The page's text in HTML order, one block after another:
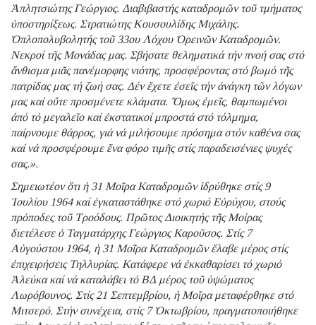
Ἀπλητσιώτης Γεώργιος. Διαβιβαστής καταδρομῶν τοῦ τμήματος
ὑποστηρίξεως. Στρατιώτης Κουσουλίδης Μιχάλης.
Ὁπλοπολυβολητής τοῦ 33ου Λόχου Ὀρεινῶν Καταδρομῶν.
Νεκροί τῆς Μονάδας μας. Σβήσατε θεληματικά τήν πνοή σας στό
ἄνθισμα μιᾶς πανέμορφης νιότης, προσφέροντας στό βωμό τῆς
πατρίδας μας τή ζωή σας. Δέν ἔχετε ἐσεῖς τήν ἀνάγκη τῶν λόγων
μας καί οὔτε προσμένετε κλάματα. Ὅμως ἐμεῖς, θαμπωμένοι
ἀπό τό μεγαλεῖο καί ἐκστατικοί μπροστά στό τόλμημα,
παίρνουμε θάρρος, γιά νά μιλήσουμε πρόσημα στόν καθένα σας
καί νά προσφέρουμε ἕνα φόρο τιμῆς στίς παραδεισένιες ψυχές
σας.».
Σημειωτέον ὅτι ἡ 31 Μοῖρα Καταδρομῶν ἱδρύθηκε στίς 9
Ἰουλίου 1964 καί ἐγκαταστάθηκε στό χωριό Εὐρύχου, στούς
πρόποδες τοῦ Τροόδους. Πρῶτος Διοικητής τῆς Μοίρας
διετέλεσε ὁ Ταγματάρχης Γεώργιος Καροῦσος. Στίς 7
Αὐγούστου 1964, ἡ 31 Μοῖρα Καταδρομῶν ἔλαβε μέρος στίς
ἐπιχειρήσεις Τηλλυρίας. Κατάφερε νά ἐκκαθαρίσει τό χωριό
Ἀλεύκα καί νά καταλάβει τό ΒΔ μέρος τοῦ ὑψώματος
Λωρόβουνος. Στίς 21 Σεπτεμβρίου, ἡ Μοῖρα μεταφέρθηκε στό
Μιτσερό. Στήν συνέχεια, στίς 7 Ὀκτωβρίου, πραγματοποιήθηκε